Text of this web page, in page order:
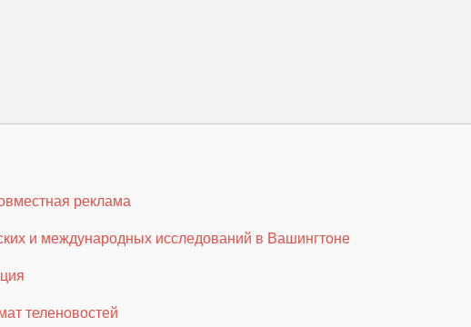
реклама
и международных исследований в Вашингтоне
теленовостей